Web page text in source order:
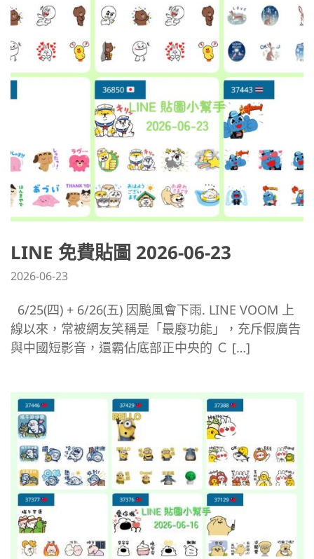
LINE 免費貼圖 2026-06-23
2026-06-23
6/25(四) + 6/26(五) 因颱風會下雨. LINE VOOM 上
線以來，常被網友笑稱是「最廢功能」，充斥假廣告
與中國短影音，還霸佔底部正中央的 Ｃ […]